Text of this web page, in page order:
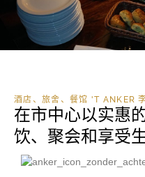
酒店、旅舍、餐馆 'T ANKER
在市中心以实惠
饮、聚会和享受生